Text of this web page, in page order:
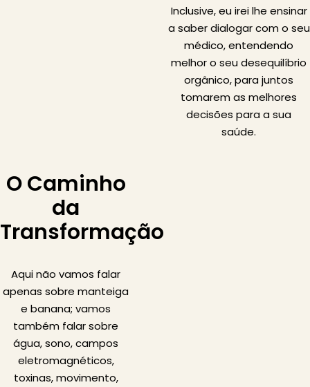
Inclusive, eu irei lhe ensinar
a saber dialogar com o seu
médico, entendendo
melhor o seu desequilíbrio
orgânico, para juntos
tomarem as melhores
decisões para a sua
saúde.
O Caminho
da
Transformação
Aqui não vamos falar
apenas sobre manteiga
e banana; vamos
também falar sobre
água, sono, campos
eletromagnéticos,
toxinas, movimento,